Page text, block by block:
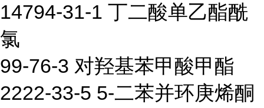
14794-31-1 丁二酸单乙酯酰
氯
99-76-3 对羟基苯甲酸甲酯
2222-33-5 5-二苯并环庚烯酮